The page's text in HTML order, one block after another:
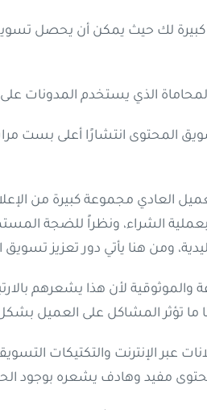
لك حيث يمكن أن يحصل
المدونات على انتشار أكبر بنسبة 126٪ مقارنة
المحتوى انتشارًا أعلى بست
العادي مجموعة كبيرة من
ومن هنا يأتي دور تعزيز
والموثوقية لأن هذا يشعرهم
ما تؤثر المشاكل على العميل
عبر الإنترنت والتكتيكات
مفيد وهادف يشعره بوجود